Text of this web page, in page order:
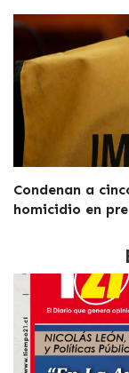
Condenan a
homicidio en